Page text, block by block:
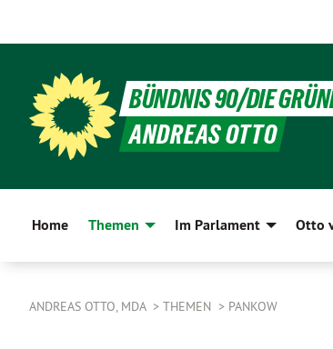
BÜNDNIS 90/DIE
ANDREAS OTTO
Home Themen Im Parlament Otto
ANDREAS OTTO, MDA THEMEN PANKOW